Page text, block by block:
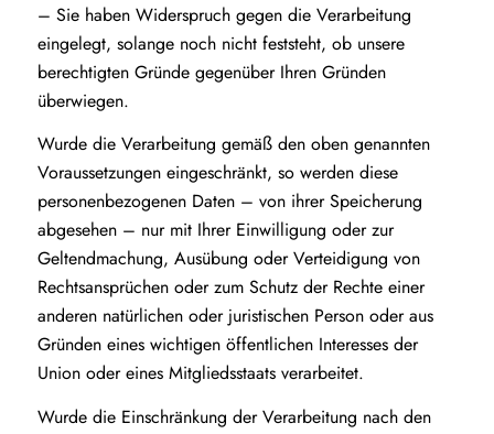
– Sie haben Widerspruch gegen die Verarbeitung
eingelegt, solange noch nicht feststeht, ob unsere
berechtigten Gründe gegenüber Ihren Gründen
überwiegen.
Wurde die Verarbeitung gemäß den oben genannten
Voraussetzungen eingeschränkt, so werden diese
personenbezogenen Daten – von ihrer Speicherung
abgesehen – nur mit Ihrer Einwilligung oder zur
Geltendmachung, Ausübung oder Verteidigung von
Rechtsansprüchen oder zum Schutz der Rechte einer
anderen natürlichen oder juristischen Person oder aus
Gründen eines wichtigen öffentlichen Interesses der
Union oder eines Mitgliedsstaats verarbeitet.
Wurde die Einschränkung der Verarbeitung nach den